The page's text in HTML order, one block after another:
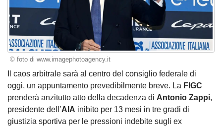
© foto di www.imagephotoagency.it
Il caos arbitrale sarà al centro del consiglio federale di
oggi, un appuntamento prevedibilmente breve. La FIGC
prenderà anzitutto atto della decadenza di Antonio Zappi,
presidente dell’AIA inibito per 13 mesi in tre gradi di
giustizia sportiva per le pressioni indebite sugli ex